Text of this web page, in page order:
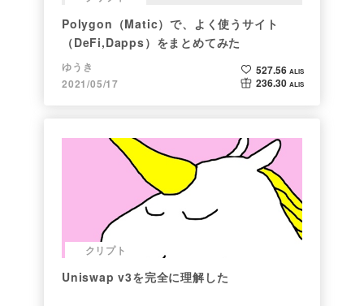
Polygon（Matic）で、よく使うサイト
（DeFi,Dapps）をまとめてみた
ゆうき
2021/05/17
527.56 ALIS
236.30 ALIS
クリプト
Uniswap v3を完全に理解した